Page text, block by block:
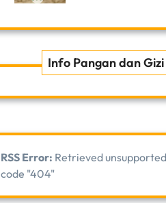
Info Pangan dan Gizi
RSS Error: Retrieved
code "404"